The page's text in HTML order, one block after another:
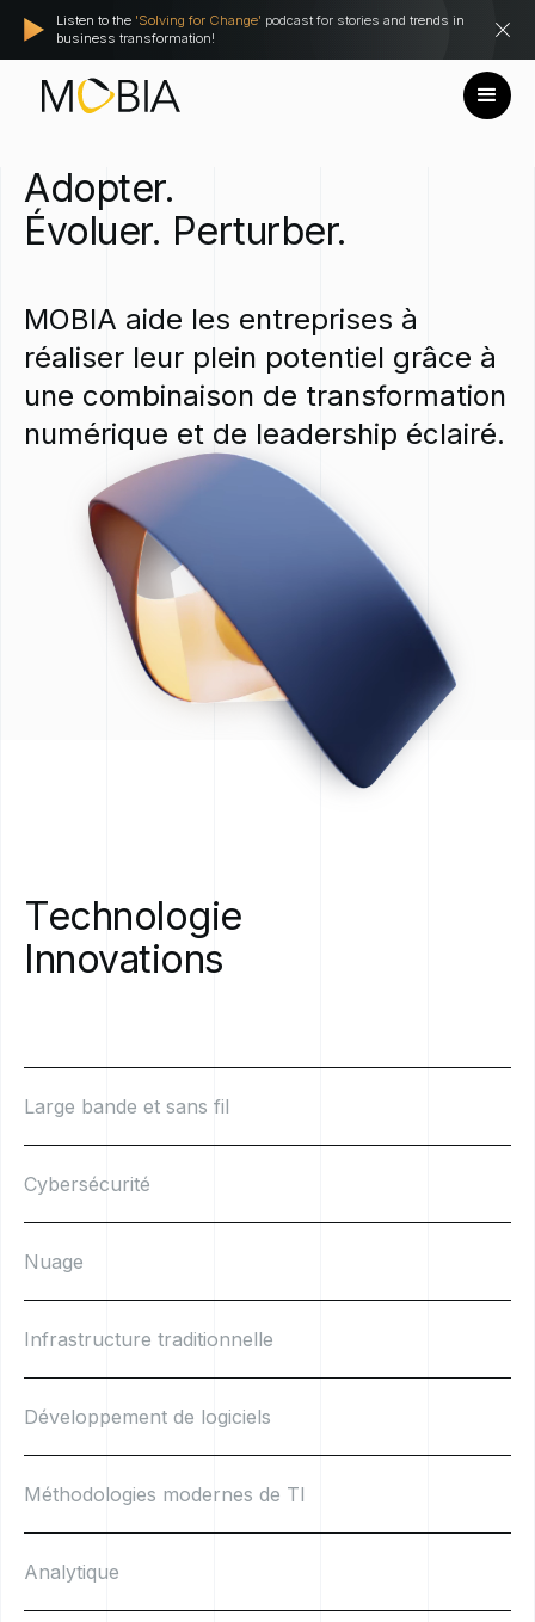
Listen to the 'Solving for Change' podcast for stories and trends in
business transformation!
Adopter.
Évoluer. Perturber.
MOBIA aide les entreprises à
réaliser leur plein potentiel grâce à
une combinaison de transformation
numérique et de leadership éclairé.
Technologie
Innovations
Large bande et sans fil
Cybersécurité
Nuage
Infrastructure traditionnelle
Développement de logiciels
Méthodologies modernes de TI
Analytique